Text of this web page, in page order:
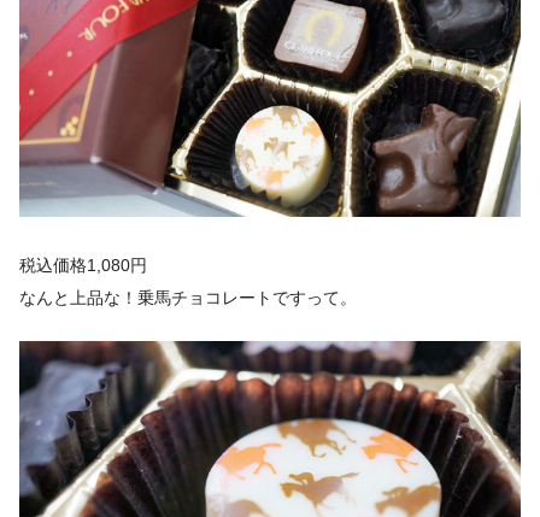
税込価格1,080円
なんと上品な！乗馬チョコレートですって。